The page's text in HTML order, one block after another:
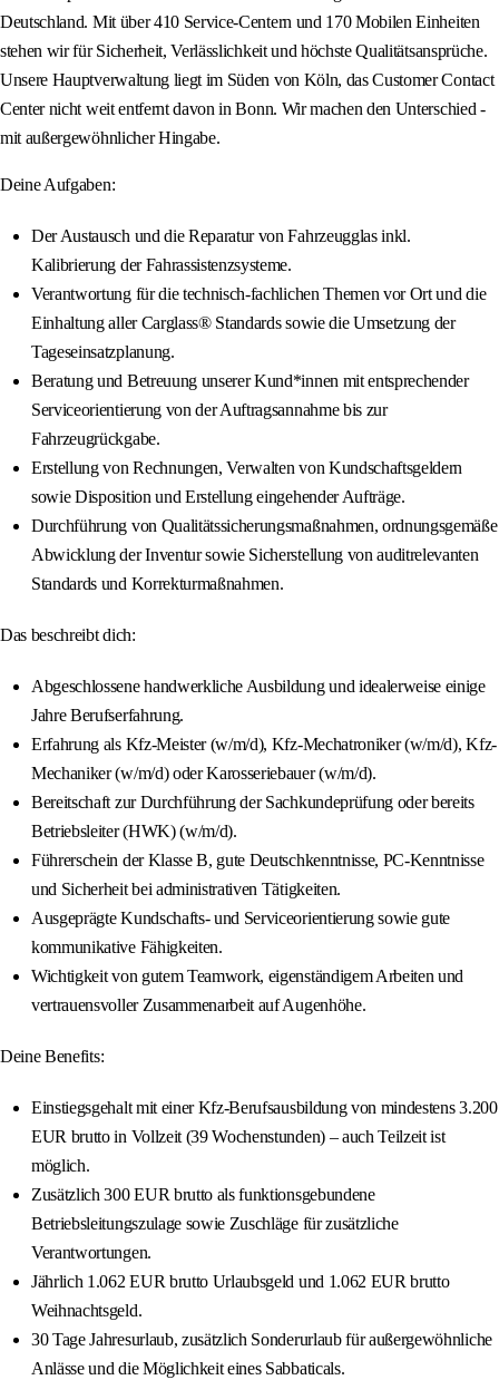
Deutschland. Mit über 410 Service-Centern und 170 Mobilen Einheiten
stehen wir für Sicherheit, Verlässlichkeit und höchste Qualitätsansprüche.
Unsere Hauptverwaltung liegt im Süden von Köln, das Customer Contact
Center nicht weit entfernt davon in Bonn. Wir machen den Unterschied -
mit außergewöhnlicher Hingabe.
Deine Aufgaben:
Der Austausch und die Reparatur von Fahrzeugglas inkl.
Kalibrierung der Fahrassistenzsysteme.
Verantwortung für die technisch-fachlichen Themen vor Ort und die
Einhaltung aller Carglass® Standards sowie die Umsetzung der
Tageseinsatzplanung.
Beratung und Betreuung unserer Kund*innen mit entsprechender
Serviceorientierung von der Auftragsannahme bis zur
Fahrzeugrückgabe.
Erstellung von Rechnungen, Verwalten von Kundschaftsgeldern
sowie Disposition und Erstellung eingehender Aufträge.
Durchführung von Qualitätssicherungsmaßnahmen, ordnungsgemäße
Abwicklung der Inventur sowie Sicherstellung von auditrelevanten
Standards und Korrekturmaßnahmen.
Das beschreibt dich:
Abgeschlossene handwerkliche Ausbildung und idealerweise einige
Jahre Berufserfahrung.
Erfahrung als Kfz-Meister (w/m/d), Kfz-Mechatroniker (w/m/d), Kfz-
Mechaniker (w/m/d) oder Karosseriebauer (w/m/d).
Bereitschaft zur Durchführung der Sachkundeprüfung oder bereits
Betriebsleiter (HWK) (w/m/d).
Führerschein der Klasse B, gute Deutschkenntnisse, PC-Kenntnisse
und Sicherheit bei administrativen Tätigkeiten.
Ausgeprägte Kundschafts- und Serviceorientierung sowie gute
kommunikative Fähigkeiten.
Wichtigkeit von gutem Teamwork, eigenständigem Arbeiten und
vertrauensvoller Zusammenarbeit auf Augenhöhe.
Deine Benefits:
Einstiegsgehalt mit einer Kfz-Berufsausbildung von mindestens 3.200
EUR brutto in Vollzeit (39 Wochenstunden) – auch Teilzeit ist
möglich.
Zusätzlich 300 EUR brutto als funktionsgebundene
Betriebsleitungszulage sowie Zuschläge für zusätzliche
Verantwortungen.
Jährlich 1.062 EUR brutto Urlaubsgeld und 1.062 EUR brutto
Weihnachtsgeld.
30 Tage Jahresurlaub, zusätzlich Sonderurlaub für außergewöhnliche
Anlässe und die Möglichkeit eines Sabbaticals.